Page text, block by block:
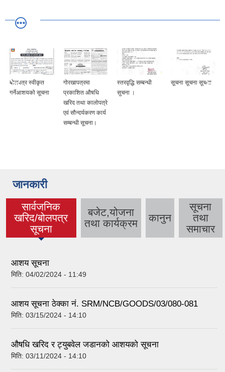
बोलपत्र स्वीकृत
गर्नेआशयको सूचना
गोरखापत्रमा
प्रकाशित औषधि
खरिद तथा कालोपत्रे
एवं सौन्दर्यकरण कार्य
सम्बन्धी सूचना।
स्तरवृद्धि सम्बन्धी
सुचना ।
सूचना सूचना सूचना
जानकारी
सार्वजनिक
खरिद/बोलपत्र
सूचना
(active tab)
बजेट,योजना
तथा कार्यक्रम
कानुन
सूचना
तथा
समाचार
आशय सूचना
मिति: 04/02/2024 - 11:49
आशय सूचना ठेक्का नं. SRM/NCB/GOODS/03/080-081
मिति: 03/15/2024 - 14:10
औषधि खरिद र ट्युबवेल जडानको आशयको सूचना
मिति: 03/11/2024 - 14:10